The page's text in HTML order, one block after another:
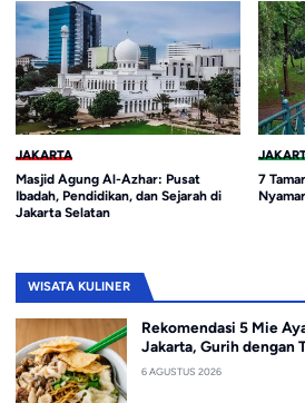
JAKARTA
Masjid Agung Al-Azhar: Pusat
Ibadah, Pendidikan, dan Sejarah di
Jakarta Selatan
7
WISATA KULINER
Rekomendasi 5 Mie
Jakarta, Gurih dengan
6 AGUSTUS 2026